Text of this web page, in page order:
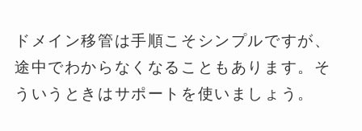
ドメイン移管は手順こそシンプルですが、
途中でわからなくなることもあります。そ
ういうときはサポートを使いましょう。